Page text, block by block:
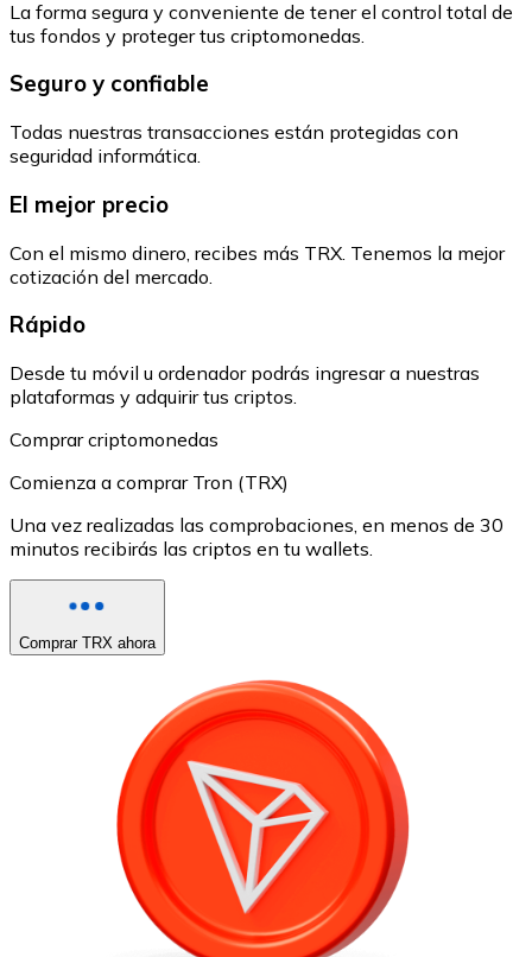
La forma segura y conveniente de tener el control total de
tus fondos y proteger tus criptomonedas.
Seguro y confiable
Todas nuestras transacciones están protegidas con
seguridad informática.
El mejor precio
Con el mismo dinero, recibes más TRX. Tenemos la mejor
cotización del mercado.
Rápido
Desde tu móvil u ordenador podrás ingresar a nuestras
plataformas y adquirir tus criptos.
Comprar criptomonedas
Comienza a comprar Tron (TRX)
Una vez realizadas las comprobaciones, en menos de 30
minutos recibirás las criptos en tu wallets.
Comprar TRX ahora